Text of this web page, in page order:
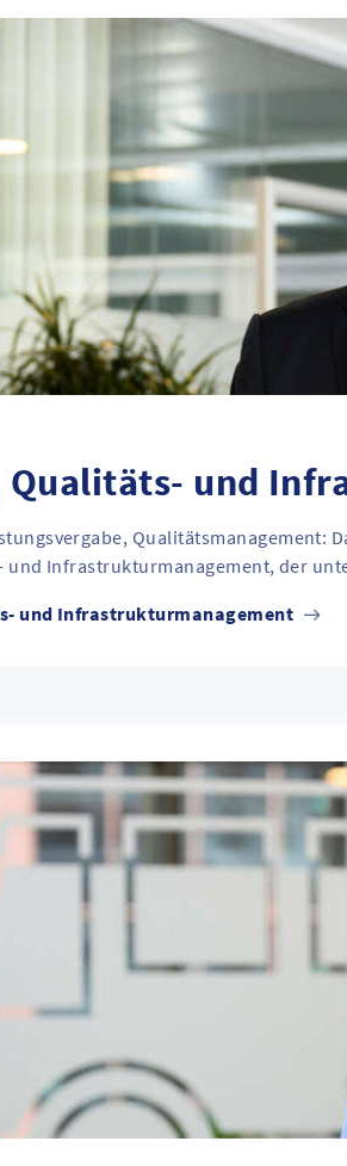
Qualitäts- und
Qualitätsmanagement:
und Infrastrukturmanagement, der
und Infrastrukturmanagement